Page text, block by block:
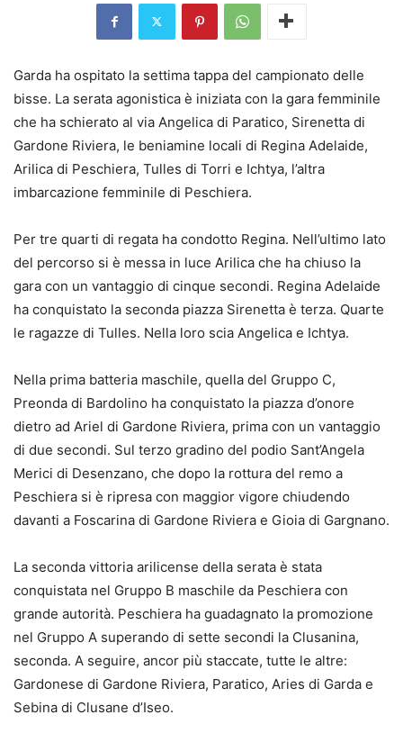
Garda ha ospitato la settima tappa del campionato delle
bisse. La serata agonistica è iniziata con la gara femminile
che ha schierato al via Angelica di Paratico, Sirenetta di
Gardone Riviera, le beniamine locali di Regina Adelaide,
Arilica di Peschiera, Tulles di Torri e Ichtya, l’altra
imbarcazione femminile di Peschiera.
Per tre quarti di regata ha condotto Regina. Nell’ultimo lato
del percorso si è messa in luce Arilica che ha chiuso la
gara con un vantaggio di cinque secondi. Regina Adelaide
ha conquistato la seconda piazza Sirenetta è terza. Quarte
le ragazze di Tulles. Nella loro scia Angelica e Ichtya.
Nella prima batteria maschile, quella del Gruppo C,
Preonda di Bardolino ha conquistato la piazza d’onore
dietro ad Ariel di Gardone Riviera, prima con un vantaggio
di due secondi. Sul terzo gradino del podio Sant’Angela
Merici di Desenzano, che dopo la rottura del remo a
Peschiera si è ripresa con maggior vigore chiudendo
davanti a Foscarina di Gardone Riviera e Gioia di Gargnano.
La seconda vittoria arilicense della serata è stata
conquistata nel Gruppo B maschile da Peschiera con
grande autorità. Peschiera ha guadagnato la promozione
nel Gruppo A superando di sette secondi la Clusanina,
seconda. A seguire, ancor più staccate, tutte le altre:
Gardonese di Gardone Riviera, Paratico, Aries di Garda e
Sebina di Clusane d’Iseo.